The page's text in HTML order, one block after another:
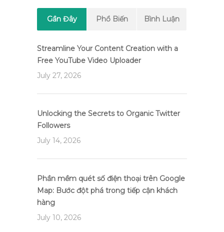
Gần Đây Phổ Biến Bình Luận
Streamline Your Content Creation with a
Free YouTube Video Uploader
July 27, 2026
Unlocking the Secrets to Organic Twitter
Followers
July 14, 2026
Phần mềm quét số điện thoại trên Google
Map: Bước đột phá trong tiếp cận khách
hàng
July 10, 2026